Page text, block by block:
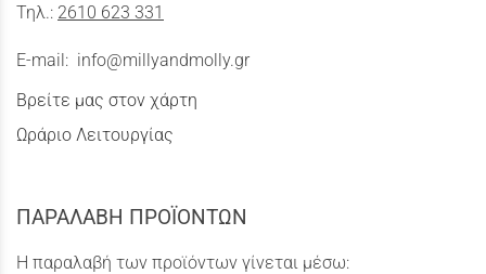
Τηλ.: 2610 623 331
E-mail: info@millyandmolly.gr
Βρείτε μας στον χάρτη
Ωράριο Λειτουργίας
ΠΑΡΑΛΑΒΗ ΠΡΟΪΟΝΤΩΝ
Η παραλαβή των προϊόντων γίνεται μέσω: